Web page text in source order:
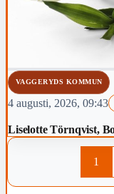
VAGGERYDS KOMMUN
4 augusti, 2026, 09:43
Liselotte Törnqvist,
1